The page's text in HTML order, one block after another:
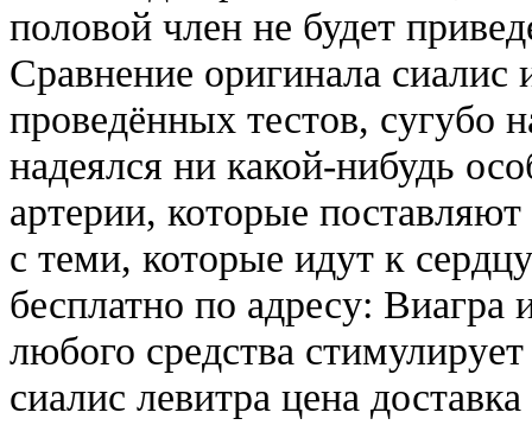
половой член не будет
Сравнение оригинала сиалис
проведённых тестов, сугубо
надеялся ни какой-нибудь
артерии, которые
с теми, которые идут к
бесплатно по адресу:
любого средства
сиалис левитра цена